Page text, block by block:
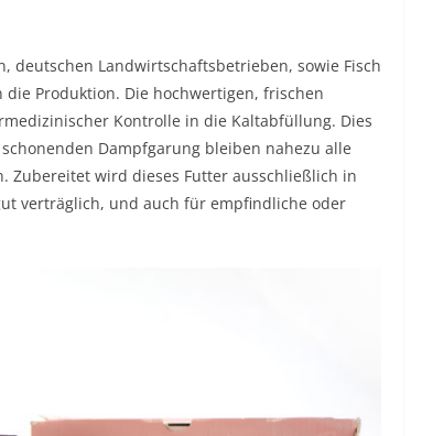
deutschen Landwirtschaftsbetrieben, sowie Fisch
Produktion. Die hochwertigen, frischen
Kontrolle in die Kaltabfüllung. Dies
Dampfgarung bleiben nahezu alle
Zubereitet wird dieses Futter ausschließlich in
verträglich, und auch für empfindliche oder